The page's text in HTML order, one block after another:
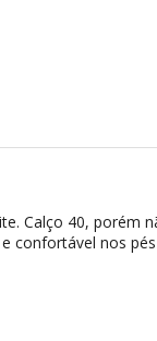
Calço 40, porém
confortável nos